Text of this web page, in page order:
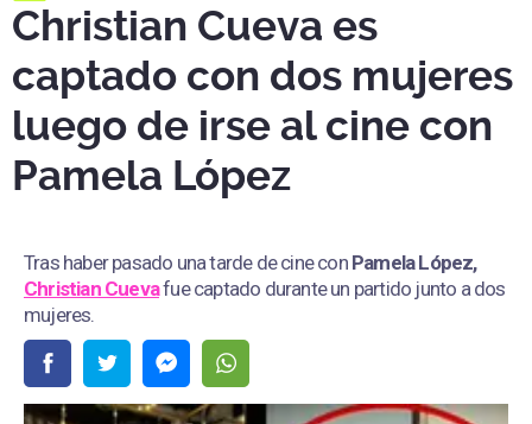
Christian Cueva es
captado con dos mujeres
luego de irse al cine con
Pamela López
Tras haber pasado una tarde de cine conPamela López,
Christian Cuevafue captado durante un partido junto a dos
mujeres.